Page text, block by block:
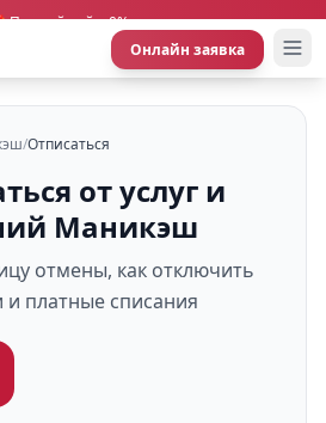
Первый займ 0%
Онлайн заявка
/Отписаться
от услуг и
Маникэш
отмены, как отключить
и платные списания